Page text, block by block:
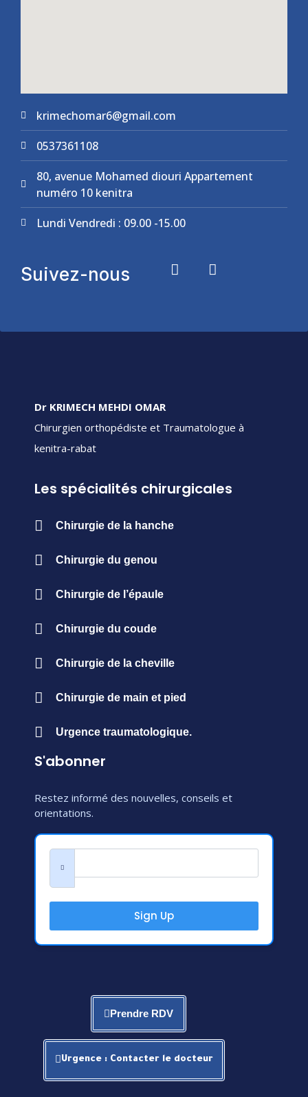
krimechomar6@gmail.com
0537361108
80, avenue Mohamed diouri Appartement
numéro 10 kenitra
Lundi Vendredi : 09.00 -15.00
Suivez-nous
Dr KRIMECH MEHDI OMAR
Chirurgien orthopédiste et Traumatologue à
kenitra-rabat
Les spécialités chirurgicales
Chirurgie de la hanche
Chirurgie du genou
Chirurgie de l’épaule
Chirurgie du coude
Chirurgie de la cheville
Chirurgie de main et pied
Urgence traumatologique.
S'abonner
Restez informé des nouvelles, conseils et
orientations.
Sign Up
Prendre RDV
Urgence : Contacter le docteur